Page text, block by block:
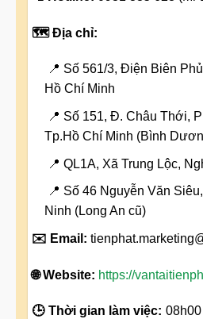
🗺️ Địa chỉ:
📍 Số 561/3, Điện Biên
Hồ Chí Minh
📍 Số 151, Đ. Châu Thới,
Tp.Hồ Chí Minh (Bình
📍 QL1A, Xã Trung Lộc,
📍 Số 46 Nguyễn Văn
Ninh (Long An cũ)
✉️ Email:
🌐 Website: https://
🕒 Thời gian làm việc: